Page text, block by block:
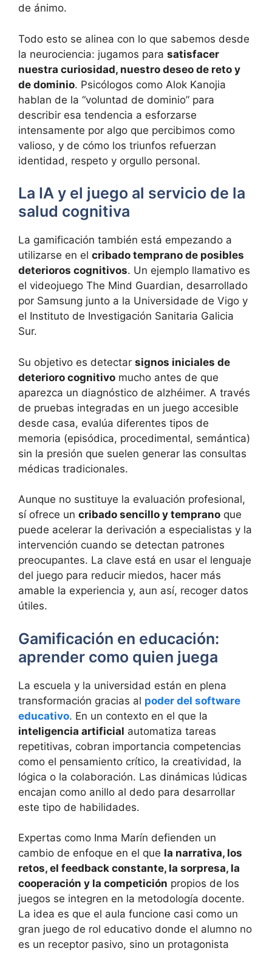
de ánimo.
Todo esto se alinea con lo que sabemos desde
la neurociencia: jugamos para satisfacer
nuestra curiosidad, nuestro deseo de reto y
de dominio. Psicólogos como Alok Kanojia
hablan de la “voluntad de dominio” para
describir esa tendencia a esforzarse
intensamente por algo que percibimos como
valioso, y de cómo los triunfos refuerzan
identidad, respeto y orgullo personal.
La IA y el juego al servicio de la
salud cognitiva
La gamificación también está empezando a
utilizarse en el cribado temprano de posibles
deterioros cognitivos. Un ejemplo llamativo es
el videojuego The Mind Guardian, desarrollado
por Samsung junto a la Universidade de Vigo y
el Instituto de Investigación Sanitaria Galicia
Sur.
Su objetivo es detectar signos iniciales de
deterioro cognitivo mucho antes de que
aparezca un diagnóstico de alzhéimer. A través
de pruebas integradas en un juego accesible
desde casa, evalúa diferentes tipos de
memoria (episódica, procedimental, semántica)
sin la presión que suelen generar las consultas
médicas tradicionales.
Aunque no sustituye la evaluación profesional,
sí ofrece un cribado sencillo y temprano que
puede acelerar la derivación a especialistas y la
intervención cuando se detectan patrones
preocupantes. La clave está en usar el lenguaje
del juego para reducir miedos, hacer más
amable la experiencia y, aun así, recoger datos
útiles.
Gamificación en educación:
aprender como quien juega
La escuela y la universidad están en plena
transformación gracias al poder del software
educativo. En un contexto en el que la
inteligencia artificial automatiza tareas
repetitivas, cobran importancia competencias
como el pensamiento crítico, la creatividad, la
lógica o la colaboración. Las dinámicas lúdicas
encajan como anillo al dedo para desarrollar
este tipo de habilidades.
Expertas como Inma Marín defienden un
cambio de enfoque en el que la narrativa, los
retos, el feedback constante, la sorpresa, la
cooperación y la competición propios de los
juegos se integren en la metodología docente.
La idea es que el aula funcione casi como un
gran juego de rol educativo donde el alumno no
es un receptor pasivo, sino un protagonista